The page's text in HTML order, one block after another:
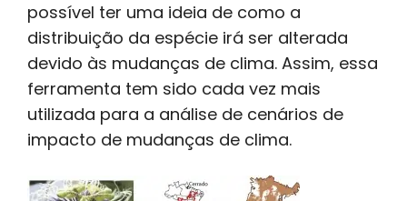
possível ter uma ideia de como a
distribuição da espécie irá ser alterada
devido às mudanças de clima. Assim, essa
ferramenta tem sido cada vez mais
utilizada para a análise de cenários de
impacto de mudanças de clima.